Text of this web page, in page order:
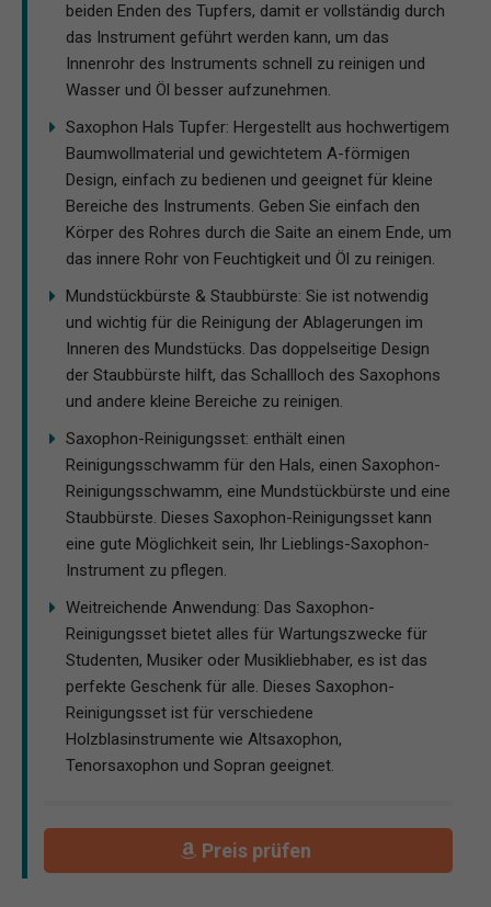
beiden Enden des Tupfers, damit er vollständig durch
das Instrument geführt werden kann, um das
Innenrohr des Instruments schnell zu reinigen und
Wasser und Öl besser aufzunehmen.
Saxophon Hals Tupfer: Hergestellt aus hochwertigem
Baumwollmaterial und gewichtetem A-förmigen
Design, einfach zu bedienen und geeignet für kleine
Bereiche des Instruments. Geben Sie einfach den
Körper des Rohres durch die Saite an einem Ende, um
das innere Rohr von Feuchtigkeit und Öl zu reinigen.
Mundstückbürste & Staubbürste: Sie ist notwendig
und wichtig für die Reinigung der Ablagerungen im
Inneren des Mundstücks. Das doppelseitige Design
der Staubbürste hilft, das Schallloch des Saxophons
und andere kleine Bereiche zu reinigen.
Saxophon-Reinigungsset: enthält einen
Reinigungsschwamm für den Hals, einen Saxophon-
Reinigungsschwamm, eine Mundstückbürste und eine
Staubbürste. Dieses Saxophon-Reinigungsset kann
eine gute Möglichkeit sein, Ihr Lieblings-Saxophon-
Instrument zu pflegen.
Weitreichende Anwendung: Das Saxophon-
Reinigungsset bietet alles für Wartungszwecke für
Studenten, Musiker oder Musikliebhaber, es ist das
perfekte Geschenk für alle. Dieses Saxophon-
Reinigungsset ist für verschiedene
Holzblasinstrumente wie Altsaxophon,
Tenorsaxophon und Sopran geeignet.
Preis prüfen